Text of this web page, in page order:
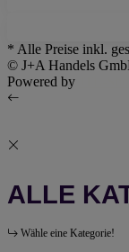
* Alle Preise inkl.
© J+A Handels
Powered by
ALLE
Wähle eine Kategorie!